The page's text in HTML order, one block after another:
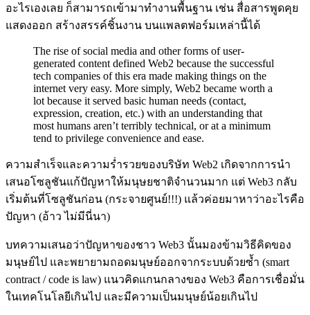
อะไรเองเลย ก็สามารถเข้ามาทำงานพื้นฐาน เช่น สื่อสารพูดคุย
แสดงออก สร้างสรรค์ชิ้นงาน บนแพลตฟอร์มเหล่านี้ได้
The rise of social media and other forms of user-
generated content defined Web2 because the successful
tech companies of this era made making things on the
internet very easy. More simply, Web2 became worth a
lot because it served basic human needs (contact,
expression, creation, etc.) with an understanding that
most humans aren’t terribly technical, or at a minimum
tend to privilege convenience and ease.
ความสำเร็จและความร่ำรวยของบริษัท Web2 เกิดจากการนำ
เสนอโซลูชันแก้ปัญหาให้มนุษยชาติจำนวนมาก แต่ Web3 กลับ
เริ่มต้นที่โซลูชันก่อน (กระจายศูนย์!!!) แล้วค่อยมาหาว่าอะไรคือ
ปัญหา (อ้าว ไม่มีนี่นา)
บทความเสนอว่าปัญหาของชาว Web3 นั้นมองข้ามวิธีคิดของ
มนุษย์ไป และพยายามถอดมนุษย์ออกจากระบบด้วยซ้ำ (smart
contract / code is law) แนวคิดแกนกลางของ Web3 คือการเชื่อมั่น
ในเทคโนโลยีเกินไป และมีความเป็นมนุษย์น้อยเกินไป